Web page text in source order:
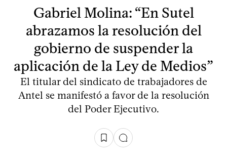
Gabriel Molina: “En Sutel
abrazamos la resolución del
gobierno de suspender la
aplicación de la Ley de Medios”
El titular del sindicato de trabajadores de
Antel se manifestó a favor de la resolución
del Poder Ejecutivo.